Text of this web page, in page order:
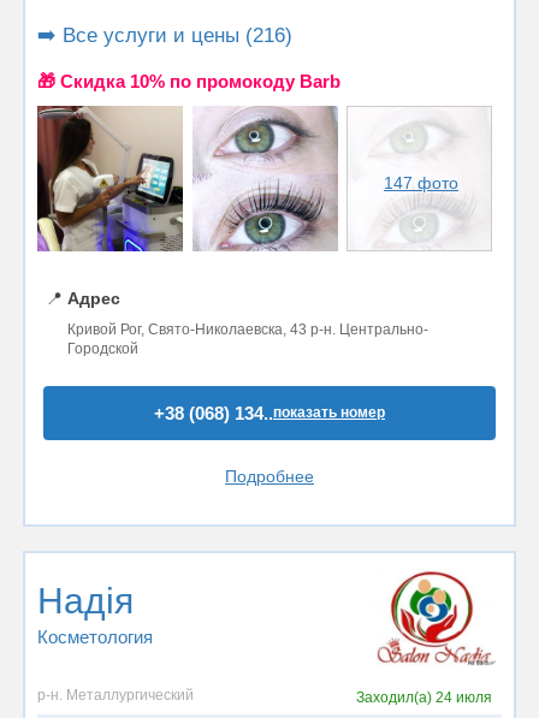
➡️ Все услуги и цены (216)
🎁 Cкидка 10% по промокоду Barb
147 фото
📍 Адрес
Кривой Рог, Свято-Николаевска, 43 р-н. Центрально-
Городской
+38 (068) 134..показать номер
Подробнее
Надія
Косметология
р-н. Металлургический Заходил(а)24 июля